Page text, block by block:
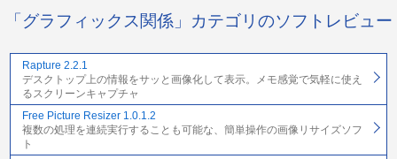
「グラフィックス関係」カテゴリのソフトレビュー
Rapture 2.2.1
デスクトップ上の情報をサッと画像化して表示。メモ感覚で気軽に使え
るスクリーンキャプチャ
Free Picture Resizer 1.0.1.2
複数の処理を連続実行することも可能な、簡単操作の画像リサイズソフ
ト